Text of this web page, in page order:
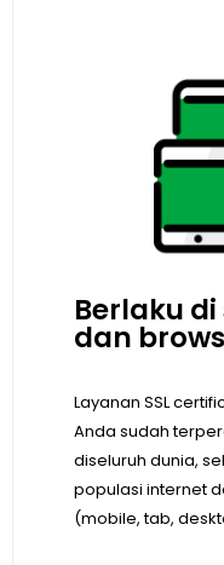
Berlaku
dan
Layanan SSL
Anda sudah
diseluruh dunia,
populasi internet
(mobile, tab,